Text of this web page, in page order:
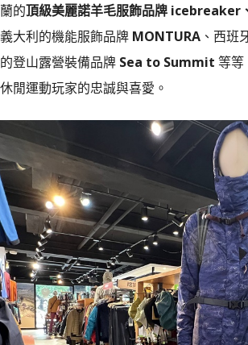
的頂級美麗諾羊毛服飾品牌 icebreaker
義大利的機能服飾品牌 MONTURA 、西班
登山露營裝備品牌 Sea to Summit 等等
閒運動玩家的忠誠與喜愛。